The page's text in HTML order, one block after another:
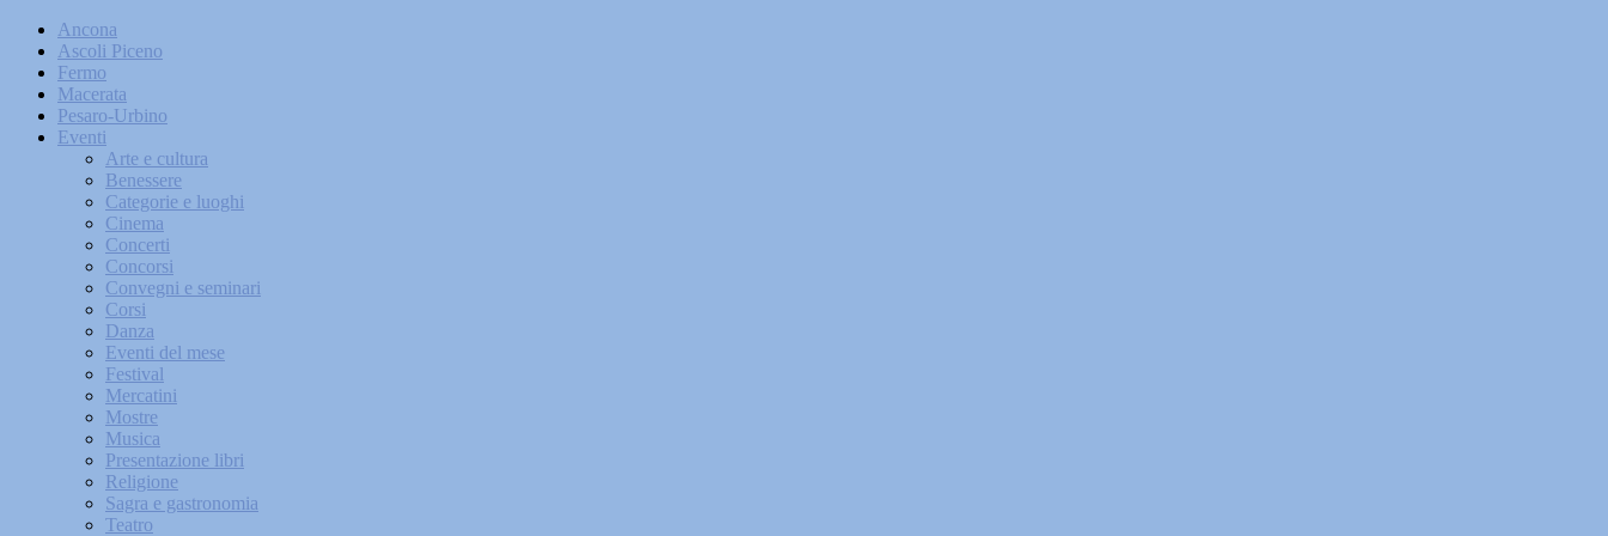
Ancona
Ascoli Piceno
Fermo
Macerata
Pesaro-Urbino
Eventi
Arte e cultura
Benessere
Categorie e luoghi
Cinema
Concerti
Concorsi
Convegni e seminari
Corsi
Danza
Eventi del mese
Festival
Mercatini
Mostre
Musica
Presentazione libri
Religione
Sagra e gastronomia
Teatro